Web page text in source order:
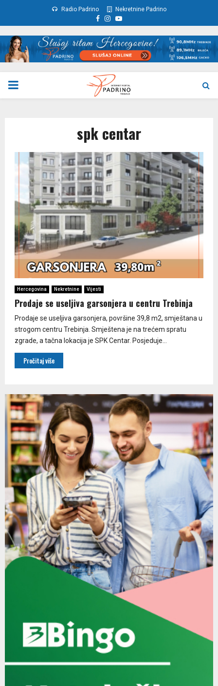
Radio Padrino Nekretnine Padrino
Facebook
Instagram
Youtube
PRIMARY
spk centar
Hercegovina Nekretnine Vijesti
Prodaje se useljiva garsonjera u centru Trebinja
Prodaje se useljiva garsonjera, površine 39,8 m2, smještana u
strogom centru Trebinja. Smještena je na trećem spratu
zgrade, a tačna lokacija je SPK Centar. Posjeduje...
Pročitaj više